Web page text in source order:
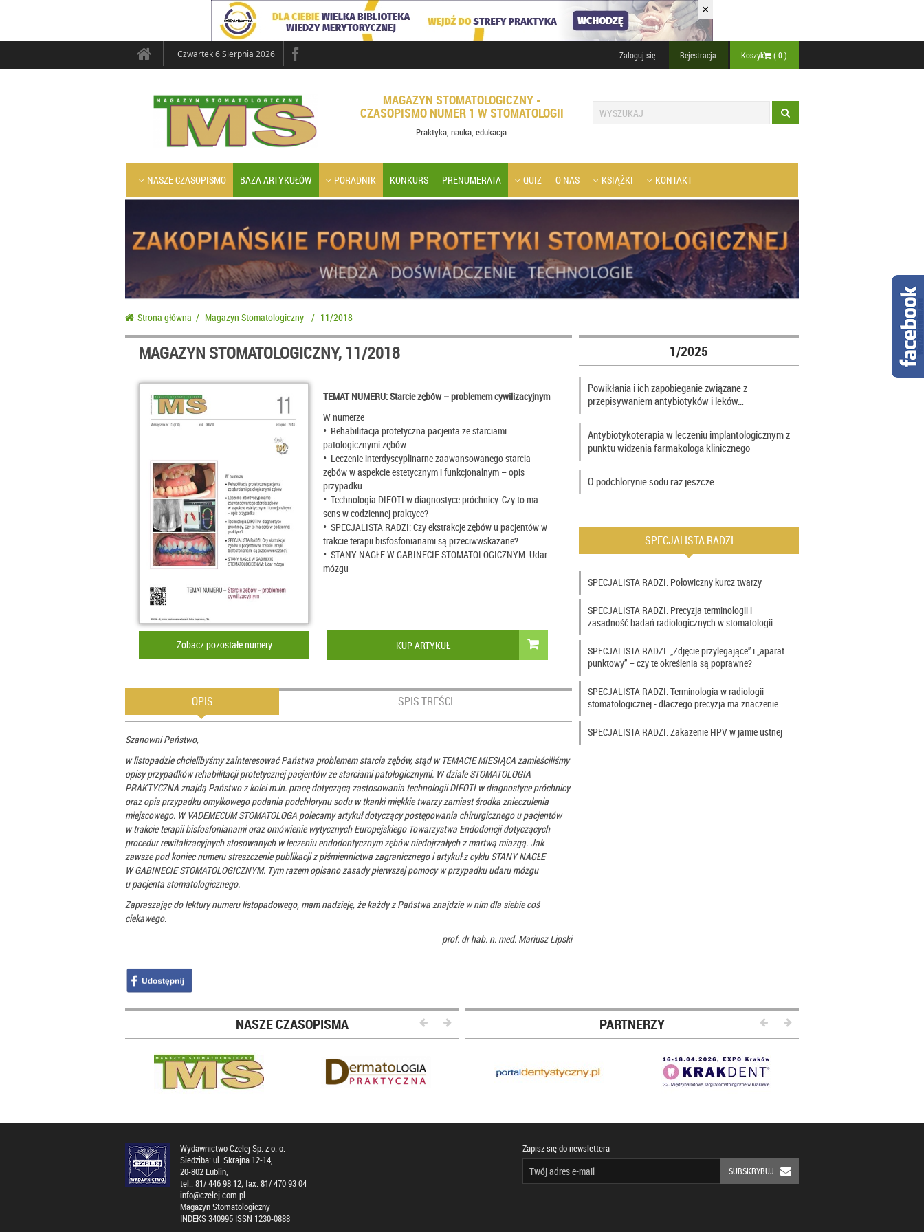
×
Czwartek 6 Sierpnia 2026 Zaloguj się Rejestracja Koszyk (0)
MAGAZYN STOMATOLOGICZNY -
CZASOPISMO NUMER 1 W STOMATOLOGII
Praktyka, nauka, edukacja.
NASZE CZASOPISMO BAZA ARTYKUŁÓW PORADNIK KONKURS PRENUMERATA QUIZ O NAS KSIĄŻKI KONTAKT
Strona główna / Magazyn Stomatologiczny / 11/2018
MAGAZYN STOMATOLOGICZNY, 11/2018
Zobacz pozostałe numery
TEMAT NUMERU: Starcie zębów – problemem cywilizacyjnym
W numerze
• Rehabilitacja protetyczna pacjenta ze starciami
patologicznymi zębów
• Leczenie interdyscyplinarne zaawansowanego starcia
zębów w aspekcie estetycznym i funkcjonalnym – opis
przypadku
• Technologia DIFOTI w diagnostyce próchnicy. Czy to ma
sens w codziennej praktyce?
• SPECJALISTA RADZI: Czy ekstrakcje zębów u pacjentów w
trakcie terapii bisfosfonianami są przeciwwskazane?
• STANY NAGŁE W GABINECIE STOMATOLOGICZNYM: Udar
mózgu
KUP ARTYKUŁ
OPIS SPIS TREŚCI
Szanowni Państwo,
w listopadzie chcielibyśmy zainteresować Państwa problemem starcia zębów, stąd w TEMACIE MIESIĄCA zamieściliśmy
opisy przypadków rehabilitacji protetycznej pacjentów ze starciami patologicznymi. W dziale STOMATOLOGIA
PRAKTYCZNA znajdą Państwo z kolei m.in. pracę dotyczącą zastosowania technologii DIFOTI w diagnostyce próchnicy
oraz opis przypadku omyłkowego podania podchlorynu sodu w tkanki miękkie twarzy zamiast środka znieczulenia
miejscowego. W VADEMECUM STOMATOLOGA polecamy artykuł dotyczący postępowania chirurgicznego u pacjentów
w trakcie terapii bisfosfonianami oraz omówienie wytycznych Europejskiego Towarzystwa Endodoncji dotyczących
procedur rewitalizacyjnych stosowanych w leczeniu endodontycznym zębów niedojrzałych z martwą miazgą. Jak
zawsze pod koniec numeru streszczenie publikacji z piśmiennictwa zagranicznego i artykuł z cyklu STANY NAGŁE
W GABINECIE STOMATOLOGICZNYM. Tym razem opisano zasady pierwszej pomocy w przypadku udaru mózgu
u pacjenta stomatologicznego.
Zapraszając do lektury numeru listopadowego, mam nadzieję, że każdy z Państwa znajdzie w nim dla siebie coś
ciekawego.
prof. dr hab. n. med. Mariusz Lipski
1/2025
Powikłania i ich zapobieganie związane z
przepisywaniem antybiotyków i leków…
Antybiotykoterapia w leczeniu implantologicznym z
punktu widzenia farmakologa klinicznego
O podchlorynie sodu raz jeszcze ….
SPECJALISTA RADZI
SPECJALISTA RADZI. Połowiczny kurcz twarzy
SPECJALISTA RADZI. Precyzja terminologii i
zasadność badań radiologicznych w stomatologii
SPECJALISTA RADZI. „Zdjęcie przylegające” i „aparat
punktowy” – czy te określenia są poprawne?
SPECJALISTA RADZI. Terminologia w radiologii
stomatologicznej - dlaczego precyzja ma znaczenie
SPECJALISTA RADZI. Zakażenie HPV w jamie ustnej
NASZE CZASOPISMA PARTNERZY
Wydawnictwo Czelej Sp. z o. o.
Siedziba: ul. Skrajna 12-14,
20-802 Lublin,
tel.: 81/ 446 98 12; fax: 81/ 470 93 04
info@czelej.com.pl
Magazyn Stomatologiczny
INDEKS 340995 ISSN 1230-0888
Zapisz się do newslettera
SUBSKRYBUJ